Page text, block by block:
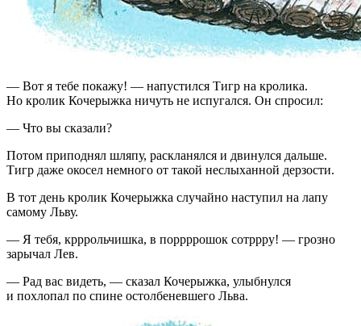
— Вот я тебе покажу! — напустился Тигр на кролика.
Но кролик Кочерыжка ничуть не испугался. Он спросил:
— Что вы сказали?
Потом приподнял шляпу, раскланялся и двинулся дальше.
Тигр даже окосел немного от такой неслыханной дерзости.
В тот день кролик Кочерыжка случайно наступил на лапу
самому Льву.
— Я тебя, крррольчишка, в поррррошок сотррру! — грозно
зарычал Лев.
— Рад вас видеть, — сказал Кочерыжка, улыбнулся
и похлопал по спине остолбеневшего Льва.